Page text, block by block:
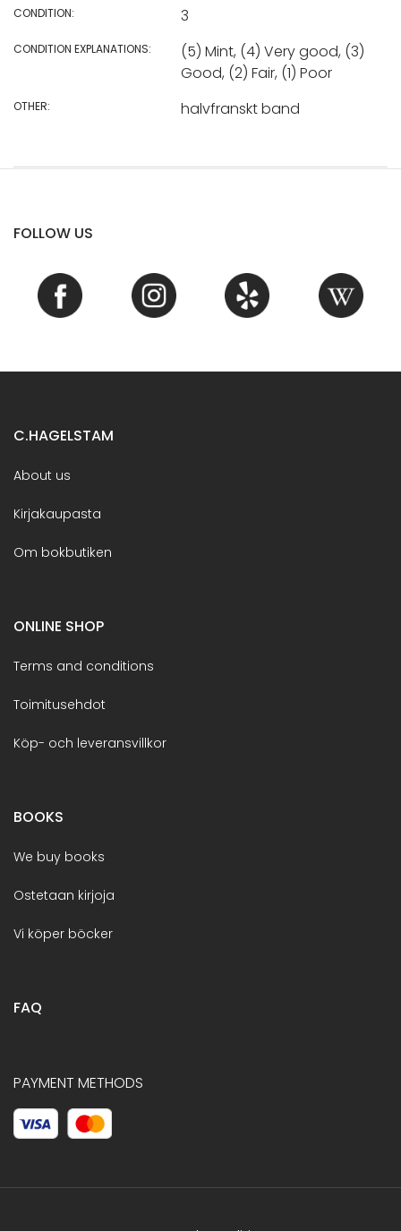
CONDITION: 3
CONDITION EXPLANATIONS:
(5) Mint, (4) Very good, (3)
Good, (2) Fair, (1) Poor
OTHER: halvfranskt band
FOLLOW US
C.HAGELSTAM
About us
Kirjakaupasta
Om bokbutiken
ONLINE SHOP
Terms and conditions
Toimitusehdot
Köp- och leveransvillkor
BOOKS
We buy books
Ostetaan kirjoja
Vi köper böcker
FAQ
PAYMENT METHODS